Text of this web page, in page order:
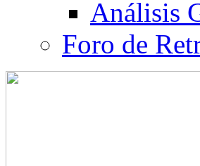
Análisis
Foro de